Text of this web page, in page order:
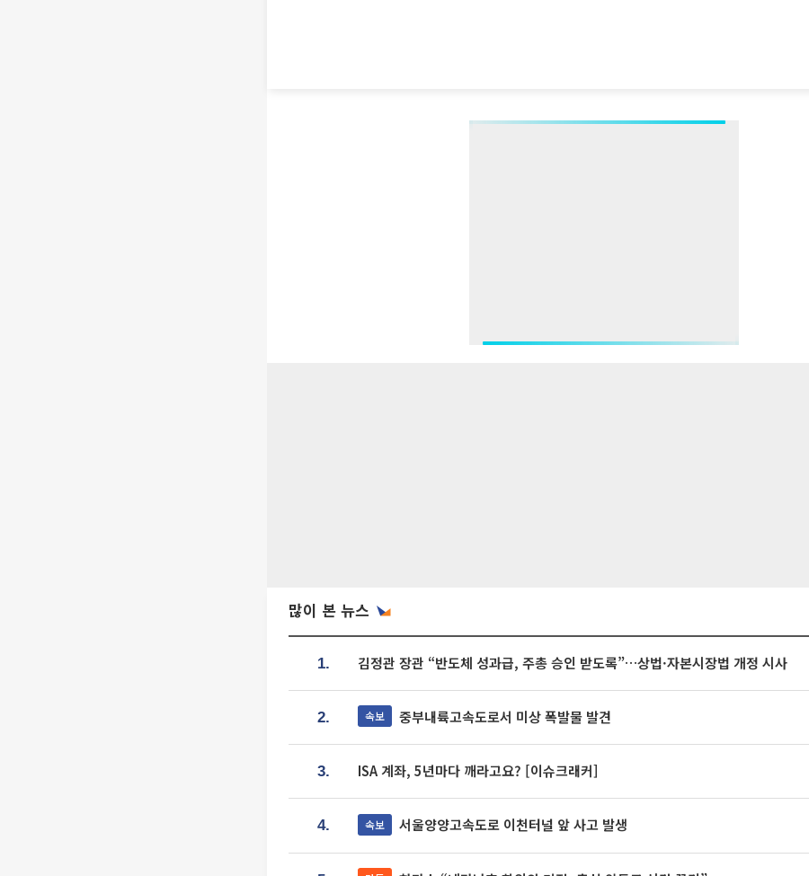
많이 본 뉴스
1. 김정관 장관 “반도체 성과급, 주총 승인 받도록”…상법·자본시장법 개정 시사
2. 속보 중부내륙고속도로서 미상 폭발물 발견
3. ISA 계좌, 5년마다 깨라고요? [이슈크래커]
4. 속보 서울양양고속도로 이천터널 앞 사고 발생